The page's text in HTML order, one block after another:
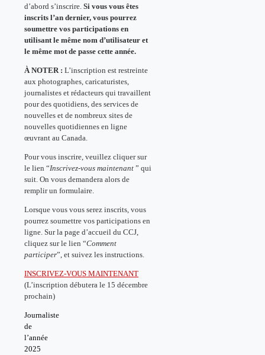
d’abord s’inscrire. Si vous vous êtes
inscrits l’an dernier, vous pourrez
soumettre vos participations en
utilisant le même nom d’utilisateur et
le même mot de passe cette année.
À NOTER : L’inscription est restreinte
aux photographes, caricaturistes,
journalistes et rédacteurs qui travaillent
pour des quotidiens, des services de
nouvelles et de nombreux sites de
nouvelles quotidiennes en ligne
œuvrant au Canada.
Pour vous inscrire, veuillez cliquer sur
le lien “Inscrivez-vous maintenant ” qui
suit. On vous demandera alors de
remplir un formulaire.
Lorsque vous vous serez inscrits, vous
pourrez soumettre vos participations en
ligne. Sur la page d’accueil du CCJ,
cliquez sur le lien “Comment
participer”, et suivez les instructions.
INSCRIVEZ-VOUS MAINTENANT
(L’inscription débutera le 15 décembre
prochain)
Journaliste
de
l’année
2025